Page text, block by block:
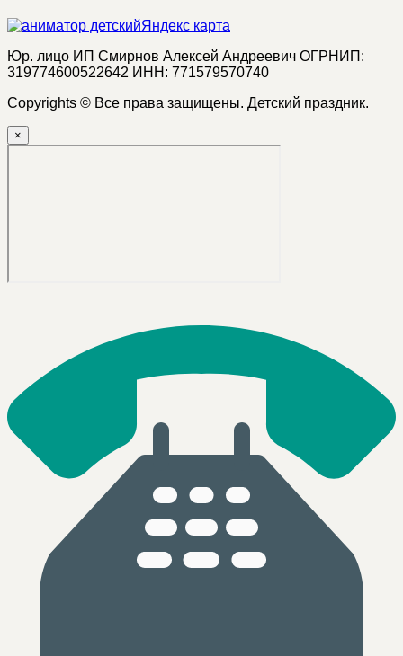
Яндекс карта
Юр. лицо ИП Смирнов Алексей Андреевич ОГРНИП:
319774600522642 ИНН: 771579570740
Copyrights © Все права защищены. Детский праздник.
×